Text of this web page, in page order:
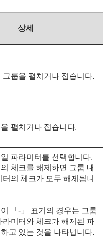
상세
그룹을 펼치거나 접습니다.
펼치거나 접습니다.
파라미터를 선택합니다.
체크를 해제하면 그룹 내
터의 체크가 모두 해제됩니
「-」 표기의 경우는 그룹
라미터와 체크가 해제된 파
고 있는 것을 나타냅니다.